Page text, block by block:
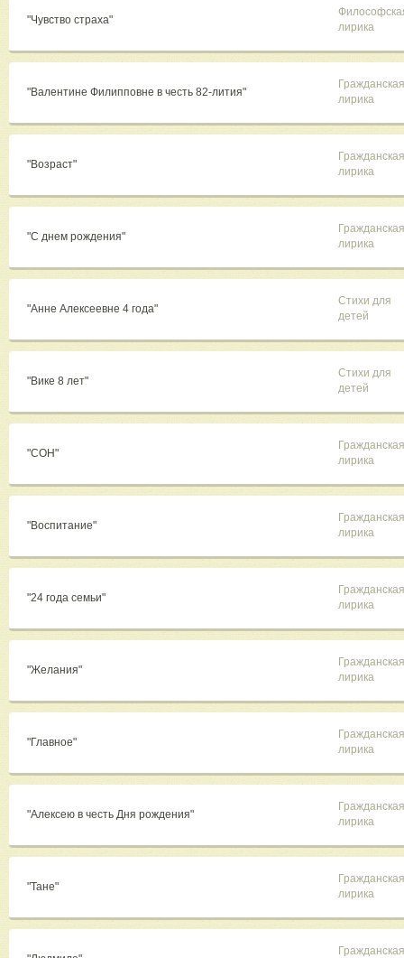
"Чувство страха"
лирика
"Валентине Филипповне в честь 82-лития"
Гражданская
лирика
"Возраст"
Гражданская
лирика
"С днем рождения"
Гражданская
лирика
"Анне Алексеевне 4 года"
Стихи для
детей
"Вике 8 лет"
Стихи для
детей
"СОН"
Гражданская
лирика
"Воспитание"
Гражданская
лирика
"24 года семьи"
Гражданская
лирика
"Желания"
Гражданская
лирика
"Главное"
Гражданская
лирика
"Алексею в честь Дня рождения"
Гражданская
лирика
"Тане"
Гражданская
лирика
Гражданская